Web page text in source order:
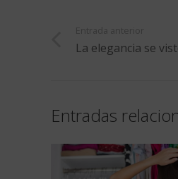
La elegancia se
Entradas